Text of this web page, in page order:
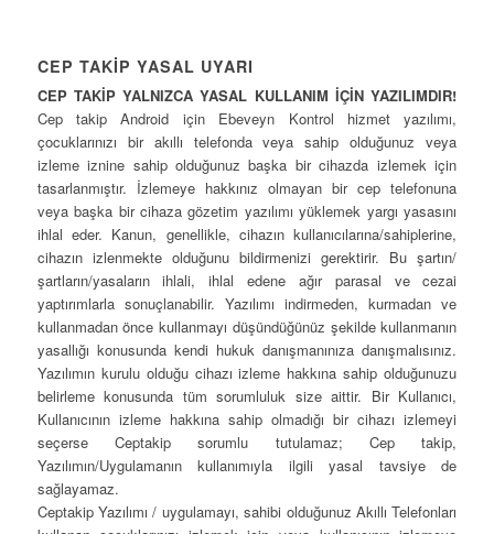
CEP TAKİP YASAL UYARI
CEP TAKİP YALNIZCA YASAL KULLANIM İÇİN YAZILIMDIR!
Cep takip Android için Ebeveyn Kontrol hizmet yazılımı,
çocuklarınızı bir akıllı telefonda veya sahip olduğunuz veya
izleme iznine sahip olduğunuz başka bir cihazda izlemek için
tasarlanmıştır. İzlemeye hakkınız olmayan bir cep telefonuna
veya başka bir cihaza gözetim yazılımı yüklemek yargı yasasını
ihlal eder. Kanun, genellikle, cihazın kullanıcılarına/sahiplerine,
cihazın izlenmekte olduğunu bildirmenizi gerektirir. Bu şartın/
şartların/yasaların ihlali, ihlal edene ağır parasal ve cezai
yaptırımlarla sonuçlanabilir. Yazılımı indirmeden, kurmadan ve
kullanmadan önce kullanmayı düşündüğünüz şekilde kullanmanın
yasallığı konusunda kendi hukuk danışmanınıza danışmalısınız.
Yazılımın kurulu olduğu cihazı izleme hakkına sahip olduğunuzu
belirleme konusunda tüm sorumluluk size aittir. Bir Kullanıcı,
Kullanıcının izleme hakkına sahip olmadığı bir cihazı izlemeyi
seçerse Ceptakip sorumlu tutulamaz; Cep takip,
Yazılımın/Uygulamanın kullanımıyla ilgili yasal tavsiye de
sağlayamaz.
Ceptakip Yazılımı / uygulamayı, sahibi olduğunuz Akıllı Telefonları